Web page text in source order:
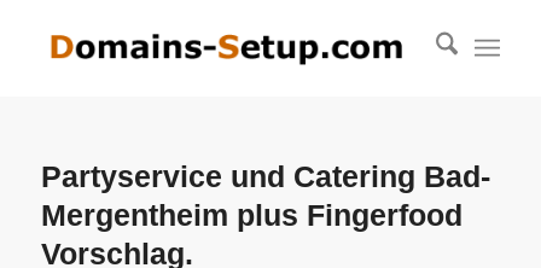
Partyservice und Catering Bad-
Mergentheim plus Fingerfood
Vorschlag.